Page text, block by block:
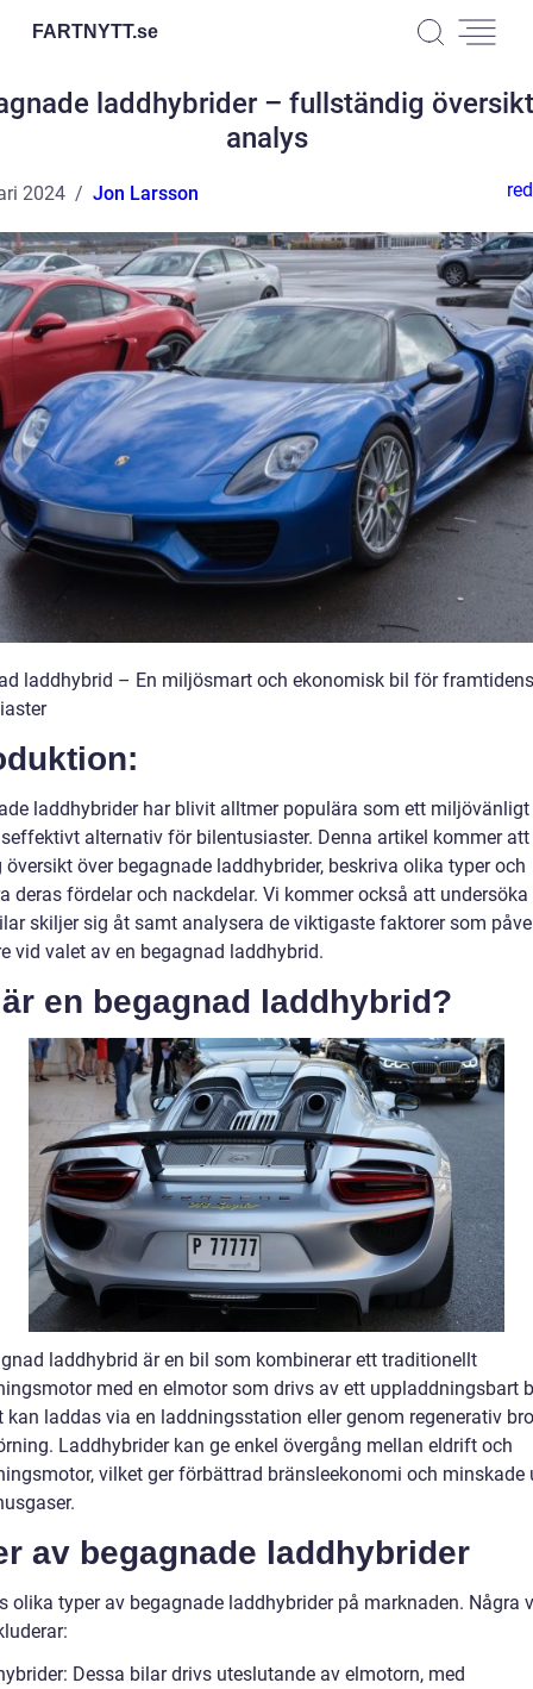
FARTNYTT.se
laddhybrider – fullständig
analys
2024 Jon Larsson
laddhybrid – En miljösmart och ekonomisk bil för framtidens
laddhybrider har blivit alltmer populära som ett
alternativ för bilentusiaster. Denna artikel kommer att
översikt över begagnade laddhybrider, beskriva olika typer och
deras fördelar och nackdelar. Vi kommer också att undersöka
skiljer sig åt samt analysera de viktigaste faktorer som
vid valet av en begagnad laddhybrid.
en begagnad laddhybrid?
laddhybrid är en bil som kombinerar ett traditionellt
med en elmotor som drivs av ett uppladdningsbart
kan laddas via en laddningsstation eller genom regenerativ
Laddhybrider kan ge enkel övergång mellan eldrift och
vilket ger förbättrad bränsleekonomi och minskade
av begagnade laddhybrider
olika typer av begagnade laddhybrider på marknaden. Några
Dessa bilar drivs uteslutande av elmotorn, med